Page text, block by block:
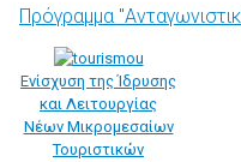
Πρόγραμμα
Ενίσχυση της Ίδρυσης
και Λειτουργίας
Νέων Μικρομεσαίων
Τουριστικών